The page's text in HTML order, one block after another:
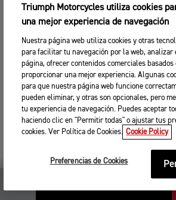
SNOWDONIA WHITE
Incluido de serie
CARNIVAL
$5000.00
$539,990.00
Triumph Motorcycles utiliza cookies
una mejor experiencia de navegación
Nuestra página web utiliza cookies y otras
para facilitar tu navegación por la web, analizar
página, ofrecer contenidos comerciales basados
proporcionar una mejor experiencia. Algunas
para que nuestra página web funcione
pueden eliminar, y otras son opcionales, pero
tu experiencia de navegación. Puedes aceptar
haciendo clic en "Permitir todas" o ajustar tus
cookies. Ver Política de Cookies. Cookie Policy
Preferencias de Cookies